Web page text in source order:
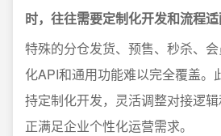
时，往往需要定制化开发和流程适
特殊的分仓发货、预售、秒杀、
化API和通用功能难以完全覆盖。
持定制化开发，灵活调整对接逻
正满足企业个性化运营需求。